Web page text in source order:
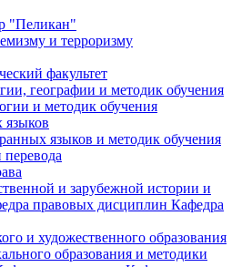
"Пеликан"
и терроризму
факультет
географии и методик обучения
и методик обучения
языков
языков и методик обучения
и зарубежной истории и
правовых дисциплин Кафедра
и художественного образования
образования и методики